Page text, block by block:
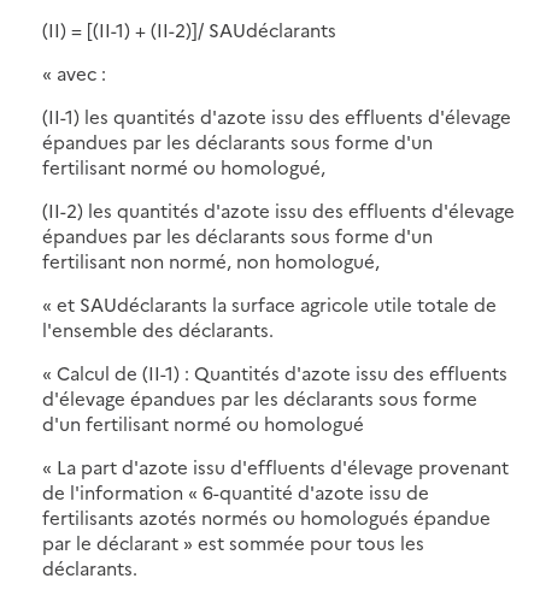
(II) = [(II-1) + (II-2)]/ SAUdéclarants
« avec :
(II-1) les quantités d'azote issu des effluents d'élevage
épandues par les déclarants sous forme d'un
fertilisant normé ou homologué,
(II-2) les quantités d'azote issu des effluents d'élevage
épandues par les déclarants sous forme d'un
fertilisant non normé, non homologué,
« et SAUdéclarants la surface agricole utile totale de
l'ensemble des déclarants.
« Calcul de (II-1) : Quantités d'azote issu des effluents
d'élevage épandues par les déclarants sous forme
d'un fertilisant normé ou homologué
« La part d'azote issu d'effluents d'élevage provenant
de l'information « 6-quantité d'azote issu de
fertilisants azotés normés ou homologués épandue
par le déclarant » est sommée pour tous les
déclarants.